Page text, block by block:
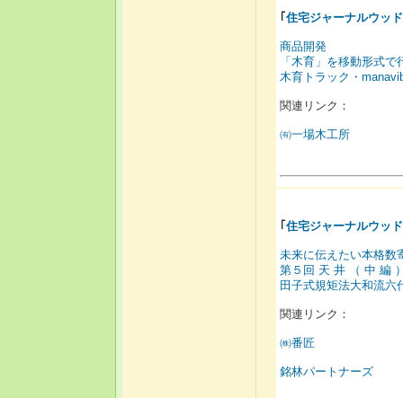
｢ 住宅ジャーナルウッ
商品開発
「木育」を移動形式
木育トラック・
関連リンク：
㈲一場木工所
｢ 住宅ジャーナルウッ
未来に伝えたい本格数
第５回 天 井 （ 中 編
田子式規矩法大和流
関連リンク：
㈱番匠
銘林パートナーズ